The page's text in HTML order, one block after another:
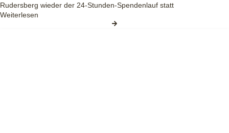
Rudersberg wieder der 24‑Stunden‑Spendenlauf statt
Weiterlesen